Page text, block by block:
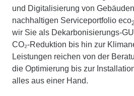
und Digitalisierung von
nachhaltigen Serviceportfolio eco2
wir Sie als Dekarbonisierungs-
CO₂-Reduktion bis hin zur
Leistungen reichen von der
die Optimierung bis zur
alles aus einer Hand.